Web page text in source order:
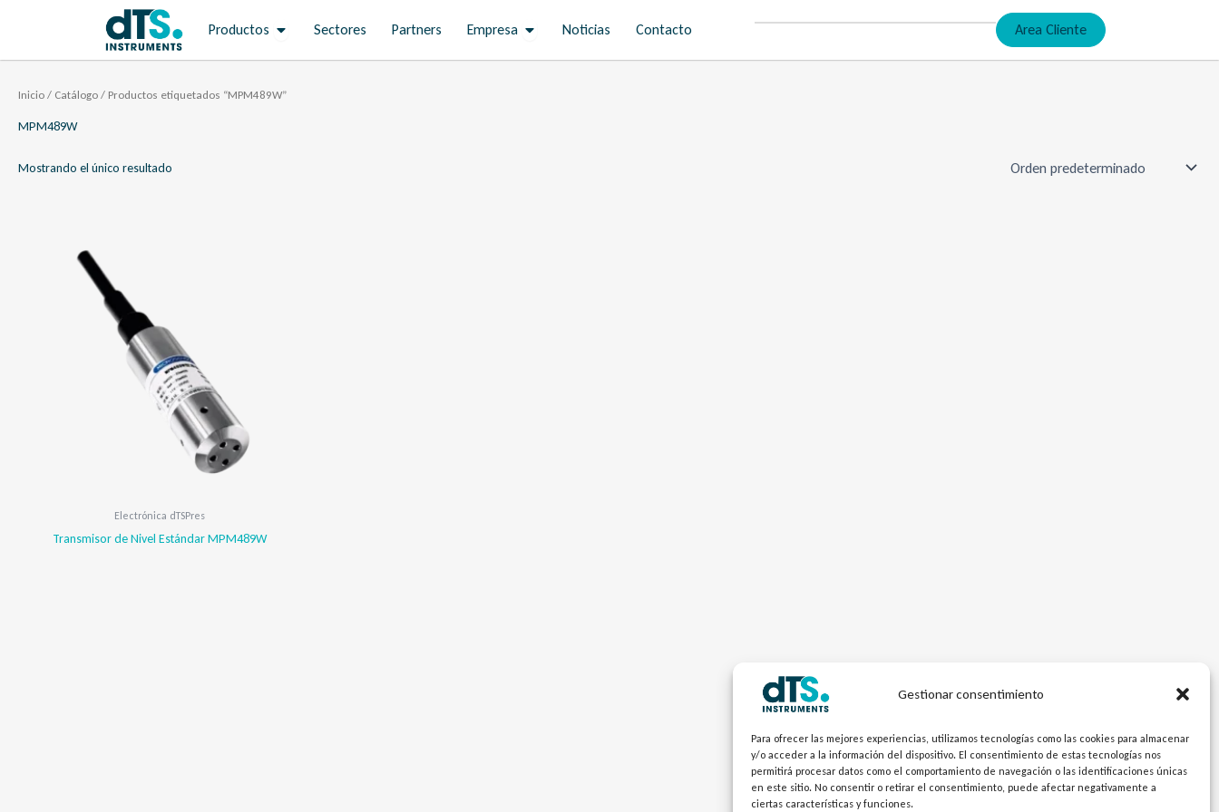
Gestionar consentimiento
Para ofrecer las mejores experiencias, utilizamos tecnologías como las cookies para almacenar
y/o acceder a la información del dispositivo. El consentimiento de estas tecnologías nos
permitirá procesar datos como el comportamiento de navegación o las identificaciones únicas
en este sitio. No consentir o retirar el consentimiento, puede afectar negativamente a
ciertas características y funciones.
Productos Open Productos
Sectores Partners Empresa Open Empresa
Noticias Contacto Area Cliente
Inicio / Catálogo / Productos etiquetados “MPM489W”
MPM489W
Mostrando el único resultado
Electrónica dTSPres
Transmisor de Nivel Estándar MPM489W